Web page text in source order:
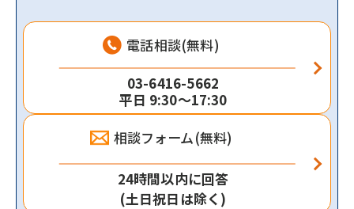
電話相談(無料)
03-6416-5662
平日 9:30～17:30
相談フォーム(無料)
24時間以内に回答
(土日祝日は除く)